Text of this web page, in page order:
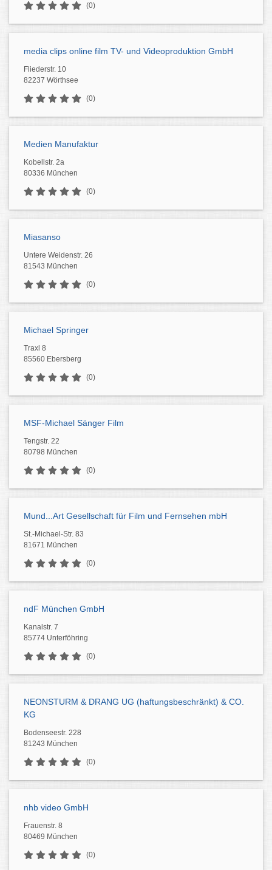
(0)
media clips online film TV- und Videoproduktion GmbH
Fliederstr. 10
82237 Wörthsee
(0)
Medien Manufaktur
Kobellstr. 2a
80336 München
(0)
Miasanso
Untere Weidenstr. 26
81543 München
(0)
Michael Springer
Traxl 8
85560 Ebersberg
(0)
MSF-Michael Sänger Film
Tengstr. 22
80798 München
(0)
Mund...Art Gesellschaft für Film und Fernsehen mbH
St.-Michael-Str. 83
81671 München
(0)
ndF München GmbH
Kanalstr. 7
85774 Unterföhring
(0)
NEONSTURM & DRANG UG (haftungsbeschränkt) & CO.
KG
Bodenseestr. 228
81243 München
(0)
nhb video GmbH
Frauenstr. 8
80469 München
(0)